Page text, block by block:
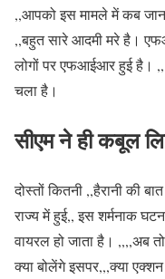
,,आपको इस मामले में कब
,,बहुत सारे आदमी मरे है।
लोगों पर एफआईआर हुई है।
चला है।
सीएम ने ही कबूल
दोस्तों कितनी ,,हैरानी की
राज्य में हुई,, इस शर्मनाक
वायरल हो जाता है। ,,,,अब
क्या बोलेंगे इसपर,,,क्या